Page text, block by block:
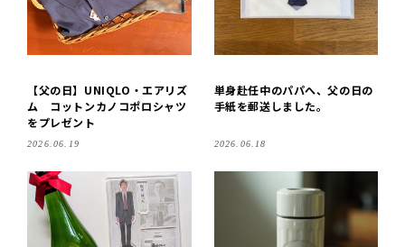
【父の日】UNIQLO・エアリズ
ム コットンカノコポロシャツ
をプレゼント
2026.06.19
単身赴任中のパパへ、父の日の
手紙を郵送しました。
2026.06.18